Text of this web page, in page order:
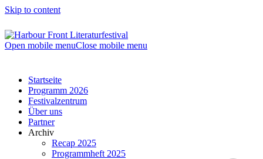
Skip to content
Open mobile menuClose mobile menu
Startseite
Programm 2026
Festivalzentrum
Über uns
Partner
Archiv
Recap 2025
Programmheft 2025